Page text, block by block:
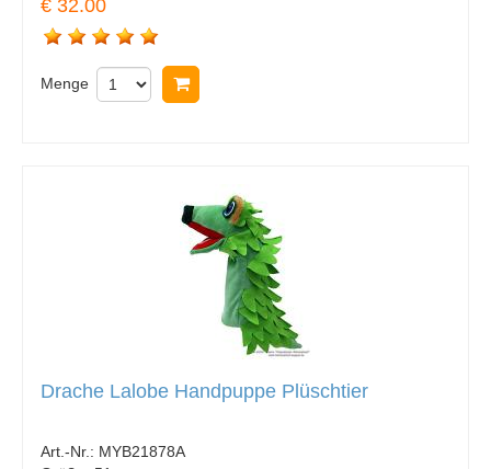
€ 32.00
Menge
Drache Lalobe Handpuppe Plüschtier
Art.-Nr.: MYB21878A